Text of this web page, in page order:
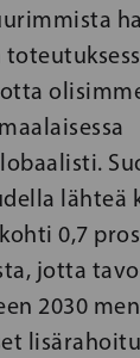
lähteä
0,7
jotta
2030